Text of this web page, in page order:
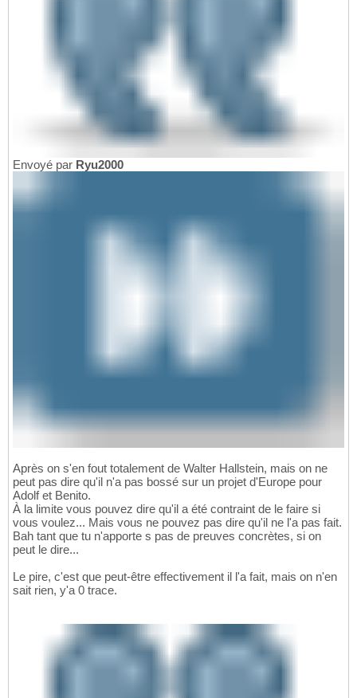
Envoyé par Ryu2000
Après on s'en fout totalement de Walter Hallstein, mais on ne
peut pas dire qu'il n'a pas bossé sur un projet d'Europe pour
Adolf et Benito.
À la limite vous pouvez dire qu'il a été contraint de le faire si
vous voulez... Mais vous ne pouvez pas dire qu'il ne l'a pas fait.
Bah tant que tu n'apporte s pas de preuves concrètes, si on
peut le dire...
Le pire, c'est que peut-être effectivement il l'a fait, mais on n'en
sait rien, y'a 0 trace.